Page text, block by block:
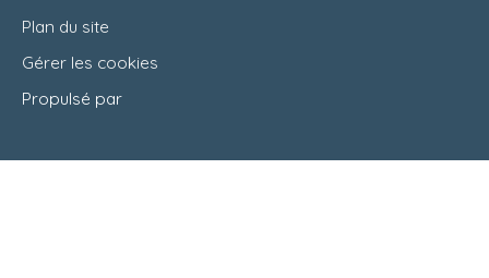
Plan du site
Gérer les cookies
Propulsé par